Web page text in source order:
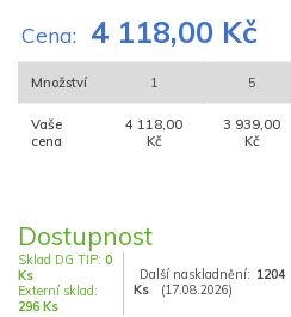
Cena: 4 118,00 Kč
Množství 1 5
Vaše
cena
4 118,00
Kč
3 939,00
Kč
Dostupnost
Sklad DG TIP: 0
Ks
Externí sklad:
296 Ks
Další naskladnění: 1204
Ks
(17.08.2026)